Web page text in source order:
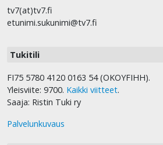
tv7(at)tv7.fi
etunimi.sukunimi@tv7.fi
Tukitili
FI75 5780 4120 0163 54 (OKOYFIHH).
Yleisviite: 9700. Kaikki viitteet.
Saaja: Ristin Tuki ry
Palvelunkuvaus